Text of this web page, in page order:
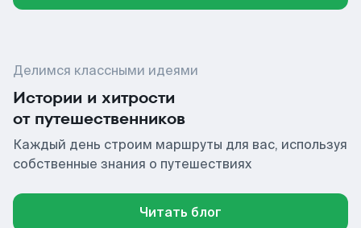
Делимся классными идеями
Истории и хитрости
от путешественников
Каждый день строим маршруты для вас, используя
собственные знания о путешествиях
Читать блог